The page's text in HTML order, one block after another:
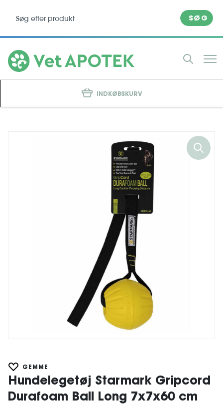
SØG
INDKØBSKURV
GEMME
Hundelegetøj Starmark Gripcord
Durafoam Ball Long 7x7x60 cm